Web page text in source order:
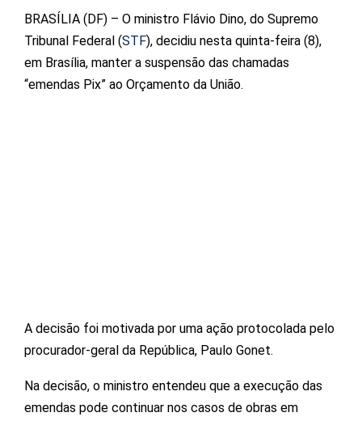
BRASÍLIA (DF) – O ministro Flávio Dino, do Supremo
Tribunal Federal (STF), decidiu nesta quinta-feira (8),
em Brasília, manter a suspensão das chamadas
“emendas Pix” ao Orçamento da União.
A decisão foi motivada por uma ação protocolada pelo
procurador-geral da República, Paulo Gonet.
Na decisão, o ministro entendeu que a execução das
emendas pode continuar nos casos de obras em